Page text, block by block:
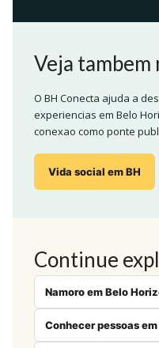
Veja tambem
O BH Conecta ajuda a
experiencias em Belo
conexao como ponte
Vida social em BH
Continue
Namoro em Belo
Conhecer pessoas em